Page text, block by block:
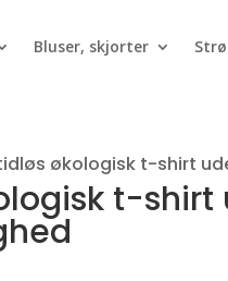
Bluser, skjorter
økologisk t-shirt
t-